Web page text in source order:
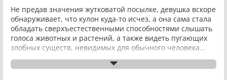
Не предав значения жутковатой посылке, девушка вскоре
обнаруживает, что кулон куда-то исчез, а она сама стала
обладать сверхъестественными способностями слышать
голоса животных и растений, а также видеть пугающих
злобных существ, невидимых для обычного человека...